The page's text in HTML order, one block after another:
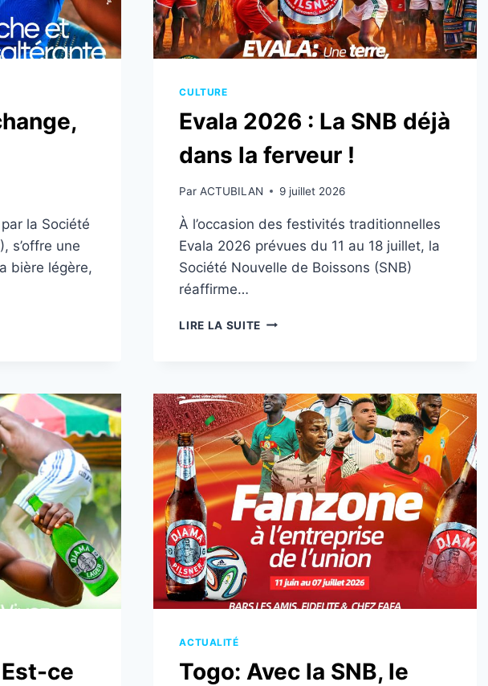
la Société
s’offre une
bière légère,
CULTURE
Evala 2026 : La SNB déjà
dans la ferveur !
Par ACTUBILAN 9 juillet 2026
À l’occasion des festivités traditionnelles
Evala 2026 prévues du 11 au 18 juillet, la
Société Nouvelle de Boissons (SNB)
réaffirme…
LIRE LA SUITE EVALA
DÉJÀ
DANS
LA
FERVEUR
!
ce
ACTUALITÉ
Togo: Avec la SNB, le